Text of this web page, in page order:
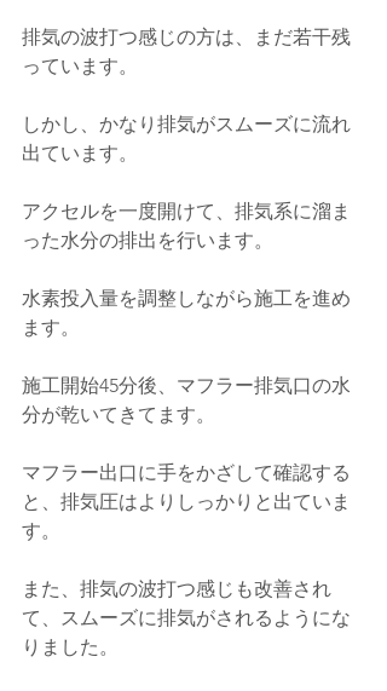
排気の波打つ感じの方は、まだ若干残
っています。
しかし、かなり排気がスムーズに流れ
出ています。
アクセルを一度開けて、排気系に溜ま
った水分の排出を行います。
水素投入量を調整しながら施工を進め
ます。
施工開始45分後、マフラー排気口の水
分が乾いてきてます。
マフラー出口に手をかざして確認する
と、排気圧はよりしっかりと出ていま
す。
また、排気の波打つ感じも改善され
て、スムーズに排気がされるようにな
りました。